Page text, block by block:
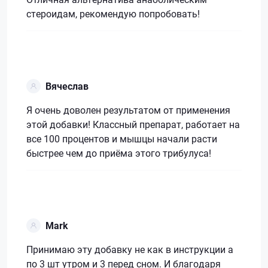
стероидам, рекомендую попробовать!
Вячеслав
Я очень доволен результатом от применения
этой добавки! Классный препарат, работает на
все 100 процентов и мышцы начали расти
быстрее чем до приёма этого трибулуса!
Mark
Принимаю эту добавку не как в инструкции а
по 3 шт утром и 3 перед сном. И благодаря